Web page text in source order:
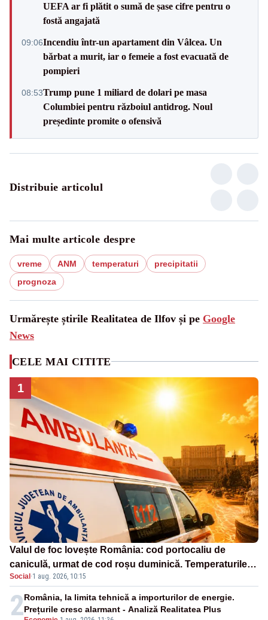
UEFA ar fi plătit o sumă de șase cifre pentru o
fostă angajată
09:06Incendiu într-un apartament din Vâlcea. Un
bărbat a murit, iar o femeie a fost evacuată de
pompieri
08:53Trump pune 1 miliard de dolari pe masa
Columbiei pentru războiul antidrog. Noul
președinte promite o ofensivă
Distribuie articolul
Mai multe articole despre
vreme ANM temperaturi
precipitatii
prognoza
Urmărește știrile Realitatea de Ilfov și pe Google
News
CELE MAI CITITE
1
Valul de foc lovește România: cod portocaliu de
caniculă, urmat de cod roșu duminică. Temperaturile
urcă spre 40°C
Social ·1 aug. 2026, 10:15
2România, la limita tehnică a importurilor de energie.
Prețurile cresc alarmant - Analiză Realitatea Plus